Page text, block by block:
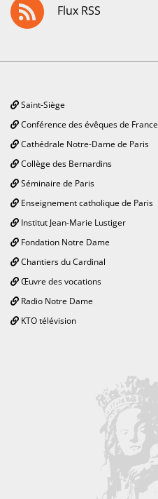
Flux RSS
Saint-Siège
Conférence des évêques de France
Cathédrale Notre-Dame de Paris
Collège des Bernardins
Séminaire de Paris
Enseignement catholique de Paris
Institut Jean-Marie Lustiger
Fondation Notre Dame
Chantiers du Cardinal
Œuvre des vocations
Radio Notre Dame
KTO télévision